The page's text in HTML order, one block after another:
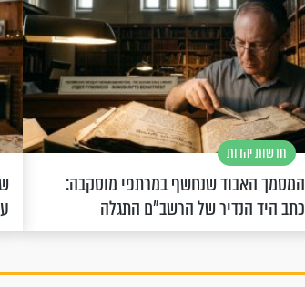
חדשות יהדות
המסמך האבוד שנחשף במרתפי מוסקבה:
כתב היד הנדיר של הרשב"ם התגלה